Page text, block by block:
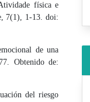
física e
7(1), 1-13. doi:
de una
Obtenido de:
del riesgo